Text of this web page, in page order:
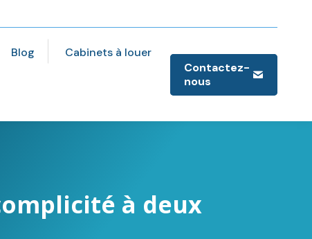
Blog Cabinets à louer
Contactez-
nous
à deux